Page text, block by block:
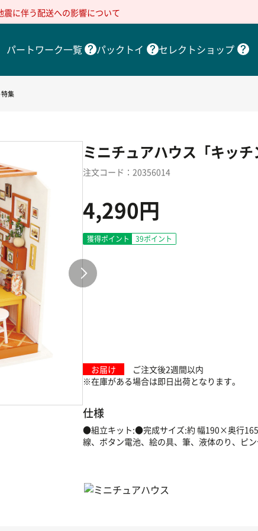
震に伴う配送への影響について
パートワーク一覧 パックトイ セレクトショップ
集
ミニチュアハウス「キッチ
注文コード：20356014
4,290円
獲得ポイント 39ポイント
お届け
ご注文後2週間以内
※在庫がある場合は即日出荷となります。
仕様
●組立キット:●完成サイズ:約 幅190×奥行
線、ボタン電池、絵の具、筆、液体のり、ピ